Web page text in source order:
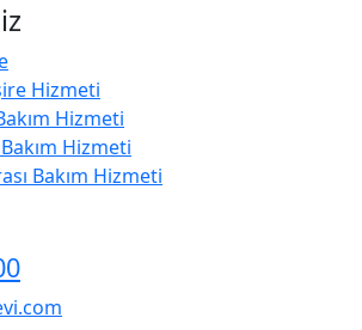
Hizmeti
Hizmeti
Hizmeti
Bakım Hizmeti